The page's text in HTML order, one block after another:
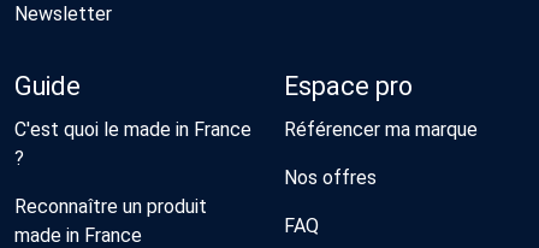
Newsletter
Guide
C'est quoi le made in France
?
Reconnaître un produit
made in France
Espace pro
Référencer ma marque
Nos offres
FAQ